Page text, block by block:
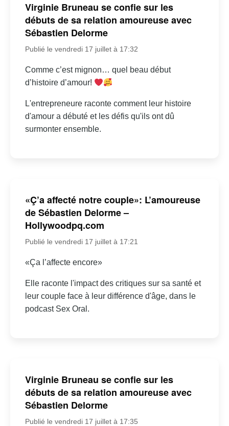
Virginie Bruneau se confie sur les
débuts de sa relation amoureuse avec
Sébastien Delorme
Publié le vendredi 17 juillet à 17:32
Comme c’est mignon… quel beau début
d’histoire d’amour!
L'entrepreneure raconte comment leur histoire
d'amour a débuté et les défis qu'ils ont dû
surmonter ensemble.
«Ç’a affecté notre couple»: L’amoureuse
de Sébastien Delorme –
Hollywoodpq.com
Publié le vendredi 17 juillet à 17:21
«Ça l’affecte encore»
Elle raconte l'impact des critiques sur sa santé et
leur couple face à leur différence d'âge, dans le
podcast Sex Oral.
Virginie Bruneau se confie sur les
débuts de sa relation amoureuse avec
Sébastien Delorme
Publié le vendredi 17 juillet à 17:35